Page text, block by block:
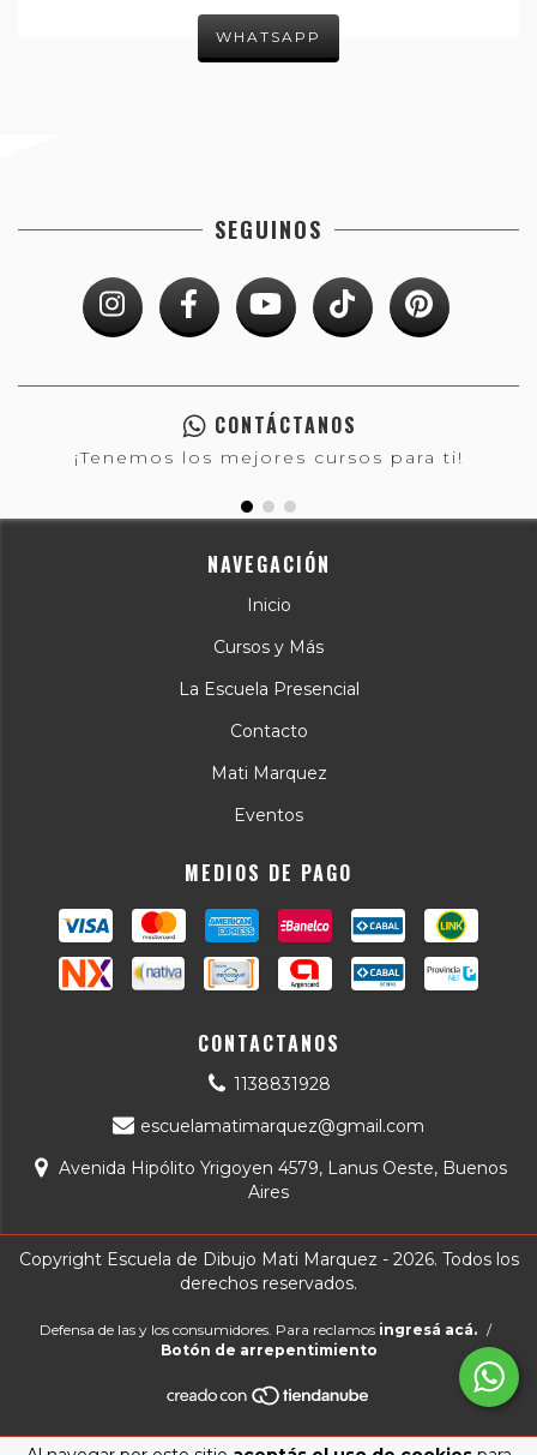
WHATSAPP
SEGUINOS
CONTÁCTANOS
¡Tenemos los mejores cursos para ti!
NAVEGACIÓN
Inicio
Cursos y Más
La Escuela Presencial
Contacto
Mati Marquez
Eventos
MEDIOS DE PAGO
CONTACTANOS
1138831928
escuelamatimarquez@gmail.com
Avenida Hipólito Yrigoyen 4579, Lanus Oeste, Buenos
Aires
Copyright Escuela de Dibujo Mati Marquez - 2026. Todos los
derechos reservados.
Defensa de las y los consumidores. Para reclamos ingresá acá. /
Botón de arrepentimiento